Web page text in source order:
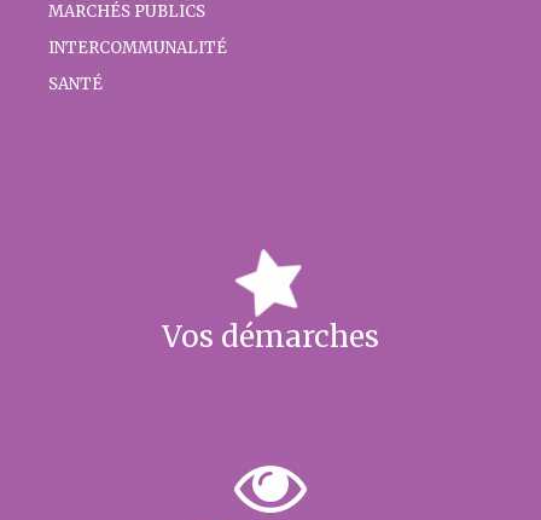
MARCHÉS PUBLICS
INTERCOMMUNALITÉ
SANTÉ
Vos démarches